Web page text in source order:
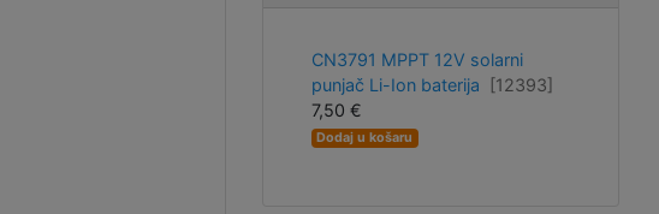
CN3791 MPPT 12V solarni
punjač Li-Ion baterija
[12393]
7,50 €
Dodaj u košaru